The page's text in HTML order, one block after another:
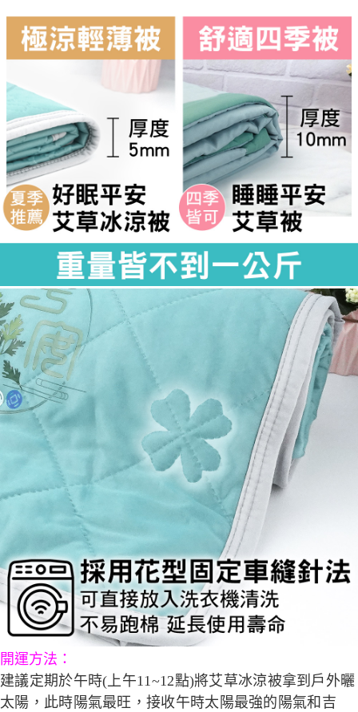
開運方法 ：
建議定期於午時(上午11~12點)將艾草冰涼被拿到戶外曬
太陽，此時陽氣最旺，接收午時太陽最強的陽氣和吉